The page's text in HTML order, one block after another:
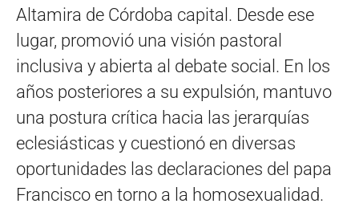
Altamira de Córdoba capital. Desde ese
lugar, promovió una visión pastoral
inclusiva y abierta al debate social. En los
años posteriores a su expulsión, mantuvo
una postura crítica hacia las jerarquías
eclesiásticas y cuestionó en diversas
oportunidades las declaraciones del papa
Francisco en torno a la homosexualidad.